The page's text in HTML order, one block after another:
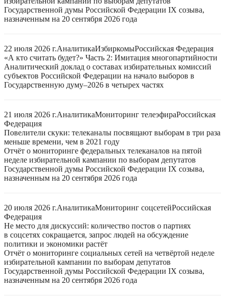
Государственной думы Российской Федерации IX созыва,
назначенным на 20 сентября 2026 года
22 июля 2026 г.АналитикаИзбиркомыРоссийская Федерация
«А кто считать будет?» Часть 2: Имитация многопартийности
Аналитический доклад о составах избирательных комиссий
субъектов Российской Федерации на начало выборов в
Государственную думу–2026 в четырех частях
21 июля 2026 г.АналитикаМониторинг телеэфираРоссийская
Федерация
Повелители скуки: телеканалы посвящают выборам в три раза
меньше времени, чем в 2021 году
Отчёт о мониторинге федеральных телеканалов на пятой
неделе избирательной кампании по выборам депутатов
Государственной думы Российской Федерации IX созыва,
назначенным на 20 сентября 2026 года
20 июля 2026 г.АналитикаМониторинг соцсетейРоссийская
Федерация
Не место для дискуссий: количество постов о партиях
в соцсетях сокращается, запрос людей на обсуждение
политики и экономики растёт
Отчёт о мониторинге социальных сетей на четвёртой неделе
избирательной кампании по выборам депутатов
Государственной думы Российской Федерации IX созыва,
назначенным на 20 сентября 2026 года